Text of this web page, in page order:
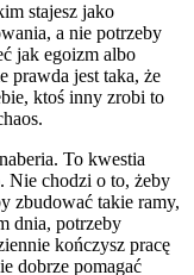
stajesz jako
a nie potrzeby
jak egoizm albo
prawda jest taka, że
ktoś inny zrobi to
To kwestia
Nie chodzi o to, żeby
zbudować takie ramy,
dnia, potrzeby
kończysz pracę
dobrze pomagać